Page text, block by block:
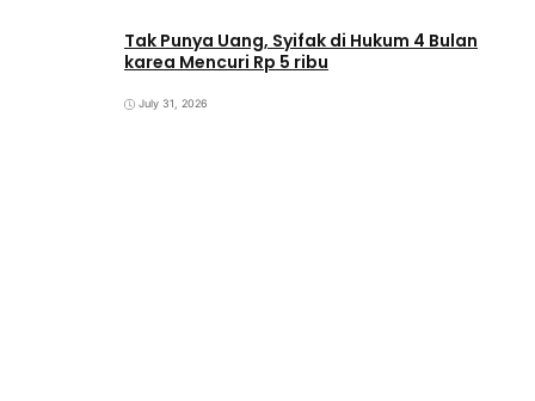
Tak Punya Uang, Syifak di Hukum 4 Bulan
karea Mencuri Rp 5 ribu
July 31, 2026